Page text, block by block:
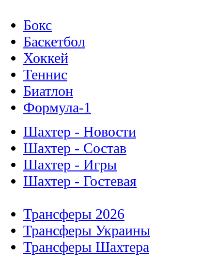
Бокс
Баскетбол
Хоккей
Теннис
Биатлон
Формула-1
Шахтер - Новости
Шахтер - Состав
Шахтер - Игры
Шахтер - Гостевая
Трансферы 2026
Трансферы Украины
Трансферы Шахтера